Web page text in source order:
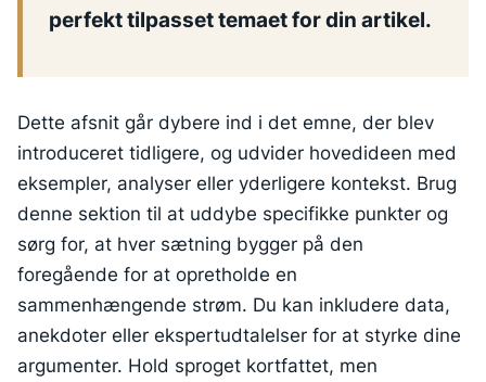
perfekt tilpasset temaet for din artikel.
Dette afsnit går dybere ind i det emne, der blev
introduceret tidligere, og udvider hovedideen med
eksempler, analyser eller yderligere kontekst. Brug
denne sektion til at uddybe specifikke punkter og
sørg for, at hver sætning bygger på den
foregående for at opretholde en
sammenhængende strøm. Du kan inkludere data,
anekdoter eller ekspertudtalelser for at styrke dine
argumenter. Hold sproget kortfattet, men